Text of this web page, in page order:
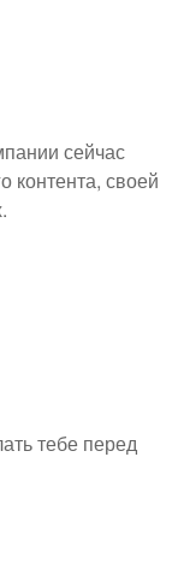
сейчас
контента, своей
тебе перед